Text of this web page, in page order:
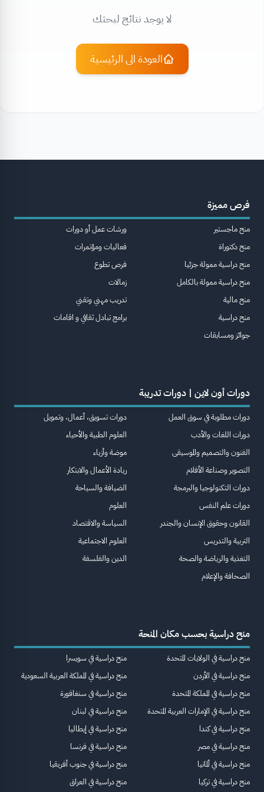
لا يوجد نتائج لبحثك
العودة الى الرئيسية
فرص مميزة
منح ماجستير
منح دكتوراة
منح دراسية ممولة جزئيا
منح دراسية ممولة بالكامل
منح مالية
منح دراسية
جوائز ومسابقات
ورشات عمل أو دورات
فعاليات ومؤتمرات
فرص تطوع
زمالات
تدريب مهني وتقني
برامج تبادل ثقافي و اقامات
دورات أون لاين | دورات تدريبة
دورات مطلوبة في سوق العمل
دورات اللغات والأدب
الفنون والتصميم والموسيقى
التصوير وصناعة الأفلام
دورات التكنولوجيا والبرمجة
دورات علم النفس
القانون وحقوق الإنسان والجندر
التربية والتدريس
التغذية والرياضة والصحة
الصحافة والإعلام
دورات تسويق، أعمال، وتمويل
العلوم الطبية والأحياء
موضة وأزياء
ريادة الأعمال والابتكار
الضيافة والسياحة
العلوم
السياسة والاقتصاد
العلوم الاجتماعية
الدين والفلسفة
منح دراسية بحسب مكان المنحة
منح دراسية في الولايات المتحدة
منح دراسية في الأردن
منح دراسية في المملكة المتحدة
منح دراسية في الإمارات العربية المتحدة
منح دراسية في كندا
منح دراسية في مصر
منح دراسية في ألمانيا
منح دراسية في تركيا
منح دراسية في سويسرا
منح دراسية في المملكة العربية السعودية
منح دراسية في سنغافورة
منح دراسية في لبنان
منح دراسية في إيطاليا
منح دراسية في فرنسا
منح دراسية في جنوب أفريقيا
منح دراسية في العراق